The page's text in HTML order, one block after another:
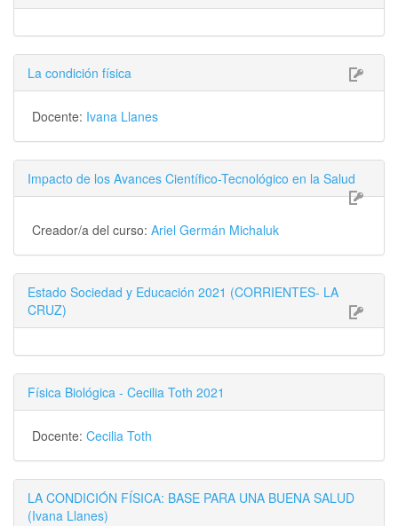
La condición física
Docente: Ivana Llanes
Impacto de los Avances Científico-Tecnológico en la Salud
Creador/a del curso: Ariel Germán Michaluk
Estado Sociedad y Educación 2021 (CORRIENTES- LA
CRUZ)
Física Biológica - Cecilia Toth 2021
Docente: Cecilia Toth
LA CONDICIÓN FÍSICA: BASE PARA UNA BUENA SALUD
(Ivana Llanes)